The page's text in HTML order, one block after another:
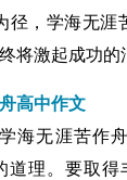
径，学海无涯
将激起成功的
高中作文
海无涯苦作
道理。要取得